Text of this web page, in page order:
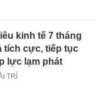
kinh tế 7 tháng
tích cực, tiếp tục
lực lạm phát
TRÍ